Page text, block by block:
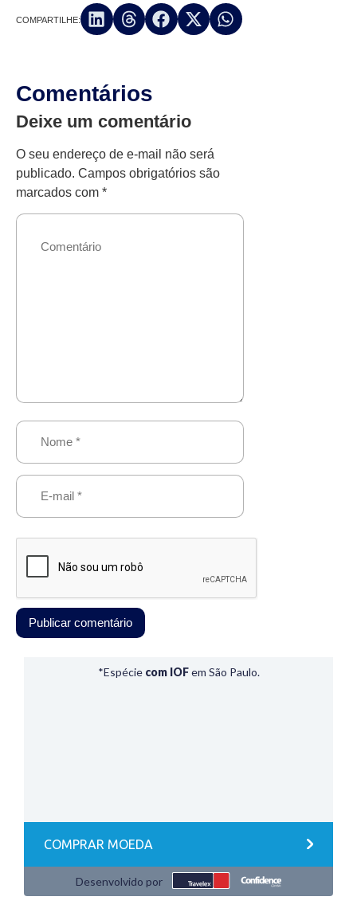
COMPARTILHE:
Comentários
Deixe um comentário
O seu endereço de e-mail não será
publicado. Campos obrigatórios são
marcados com *